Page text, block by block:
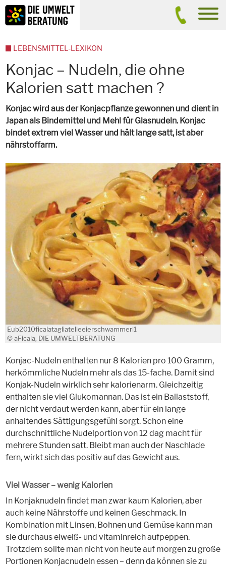
Inhalt
Suche
Konjac – Nudeln, die ohne
Kalorien satt machen ?
Konjac wird aus der Konjacpflanze gewonnen und dient in
Japan als Bindemittel und Mehl für Glasnudeln. Konjac
bindet extrem viel Wasser und hält lange satt, ist aber
nährstoffarm.
Eub2010ficalatagliatelleeierschwammerl1
© aFicala, DIE UMWELTBERATUNG
Konjac-Nudeln enthalten nur 8 Kalorien pro 100 Gramm,
herkömmliche Nudeln mehr als das 15-fache. Damit sind
Konjak-Nudeln wirklich sehr kalorienarm. Gleichzeitig
enthalten sie viel Glukomannan. Das ist ein Ballaststoff,
der nicht verdaut werden kann, aber für ein lange
anhaltendes Sättigungsgefühl sorgt. Schon eine
durchschnittliche Nudelportion von 12 dag macht für
mehrere Stunden satt. Bleibt man auch der Naschlade
fern, wirkt sich das positiv auf das Gewicht aus.
Viel Wasser – wenig Kalorien
In Konjaknudeln findet man zwar kaum Kalorien, aber
auch keine Nährstoffe und keinen Geschmack. In
Kombination mit Linsen, Bohnen und Gemüse kann man
sie durchaus eiweiß- und vitaminreich aufpeppen.
Trotzdem sollte man nicht von heute auf morgen zu große
Portionen Konjacnudeln essen – denn da können sie zu
LEBENSMITTEL-LEXIKON